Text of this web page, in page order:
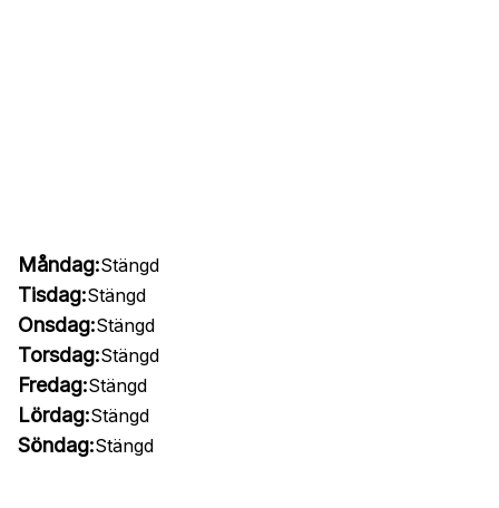
Måndag:Stängd
Tisdag:Stängd
Onsdag:Stängd
Torsdag:Stängd
Fredag:Stängd
Lördag:Stängd
Söndag:Stängd